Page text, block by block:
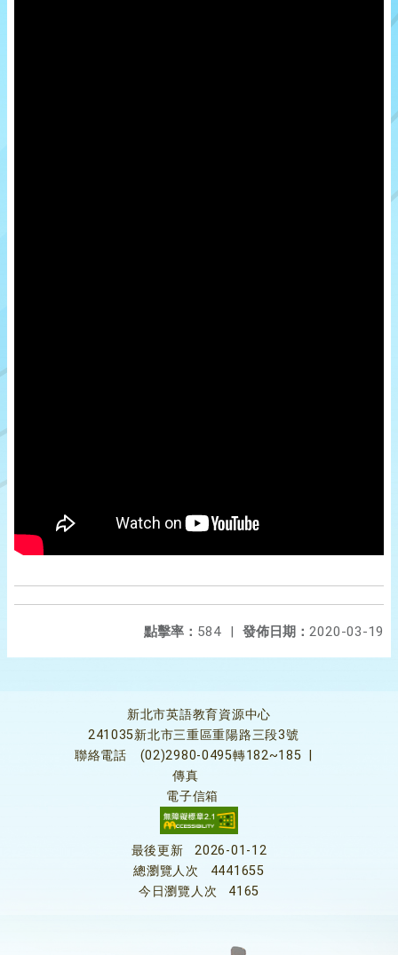
發佈日期： 2020-03-19
點擊率： 584 |
新北市英語教育資源中心
241035新北市三重區重陽路三段3號
聯絡電話
(02)2980-0495轉182~185
傳真
電子信箱
最後更新
2026-01-12
總瀏覽人次
4441655
今日瀏覽人次
4165